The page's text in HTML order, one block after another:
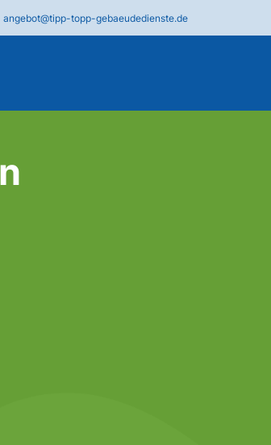
angebot@tipp-topp-gebaeudedienste.de